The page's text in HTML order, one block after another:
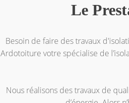
Le
Besoin de faire des travaux
Ardotoiture votre spécialise de
Nous réalisons des travaux de